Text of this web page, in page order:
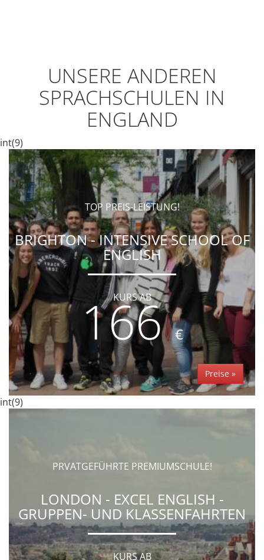
UNSERE ANDEREN
SPRACHSCHULEN IN
ENGLAND
int(9)
TOP PREIS-LEISTUNG!
BRIGHTON - INTENSIVE SCHOOL OF
ENGLISH
KURS AB
166€
Preise »
int(9)
PRVATGEFÜHRTE PREMIUMSCHULE!
LONDON - EXCEL ENGLISH -
GRUPPEN- UND KLASSENFAHRTEN
KURS AB